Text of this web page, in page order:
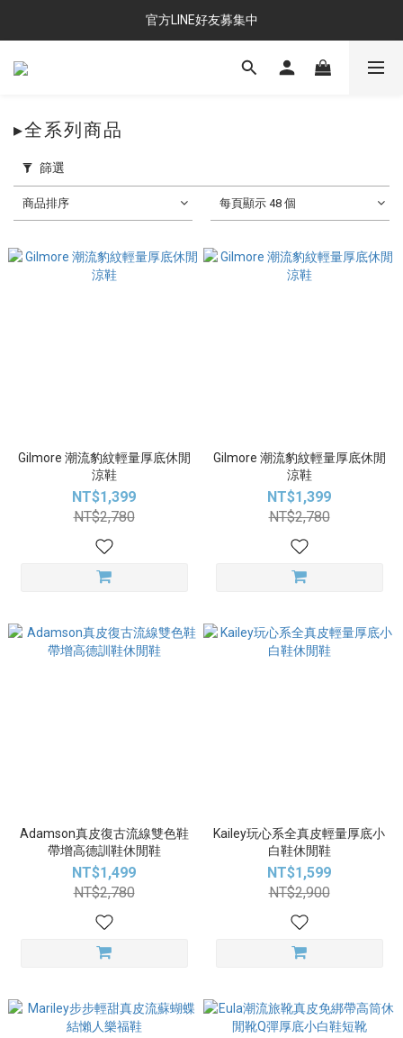
官方LINE好友募集中
▸全系列商品
篩選
商品排序 每頁顯示 48 個
Gilmore 潮流豹紋輕量厚底休閒
涼鞋
NT$1,399
NT$2,780
Gilmore 潮流豹紋輕量厚底休閒
涼鞋
NT$1,399
NT$2,780
Adamson真皮復古流線雙色鞋
帶增高德訓鞋休閒鞋
NT$1,499
NT$2,780
Kailey玩心系全真皮輕量厚底小
白鞋休閒鞋
NT$1,599
NT$2,900